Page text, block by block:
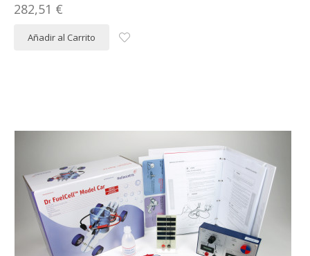
282,51 €
Añadir al Carrito